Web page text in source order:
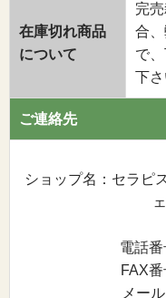
在庫切れ商品
について
完
合
で
下
ご連絡先
ショップ名：セラピ
電話
FAX
メール